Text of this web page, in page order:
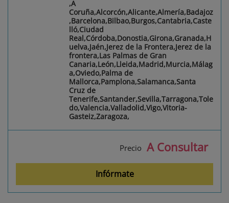
,A
Coruña,Alcorcón,Alicante,Almería,Badajoz
,Barcelona,Bilbao,Burgos,Cantabria,Caste
lló,Ciudad
Real,Córdoba,Donostia,Girona,Granada,H
uelva,Jaén,Jerez de la Frontera,Jerez de la
frontera,Las Palmas de Gran
Canaria,León,Lleida,Madrid,Murcia,Málag
a,Oviedo,Palma de
Mallorca,Pamplona,Salamanca,Santa
Cruz de
Tenerife,Santander,Sevilla,Tarragona,Tole
do,Valencia,Valladolid,Vigo,Vitoria-
Gasteiz,Zaragoza,
Precio A Consultar
Infórmate